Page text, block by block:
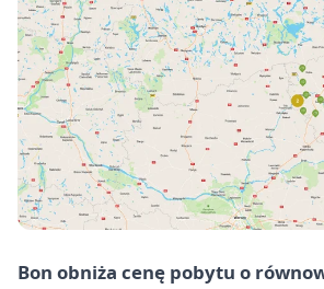
Bon obniża cenę pobytu o